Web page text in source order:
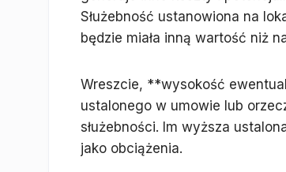
Służebność ustanowiona na
będzie miała inną wartość niż
Wreszcie, **wysokość
ustalonego w umowie lub
służebności. Im wyższa
jako obciążenia.